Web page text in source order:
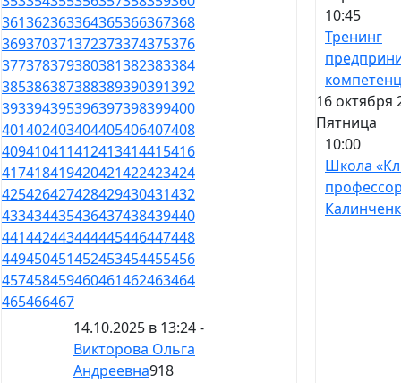
361362363364365366367368
369370371372373374375376
377378379380381382383384
385386387388389390391392
393394395396397398399400
401402403404405406407408
409410411412413414415416
417418419420421422423424
425426427428429430431432
433434435436437438439440
441442443444445446447448
449450451452453454455456
457458459460461462463464
465466467
14.10.2025 в 13:24 -
Викторова Ольга
Андреевна918
10:45
Тренинг
16 октября
Пятница
10:00
Школа